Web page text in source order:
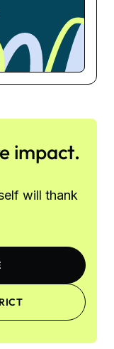
impact.
will thank